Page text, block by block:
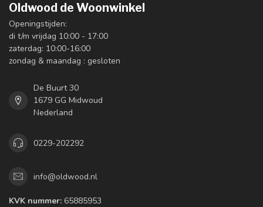
Oldwood de Woonwinkel
Openingstijden:
di t/m vrijdag 10:00 - 17:00
zaterdag: 10:00-16:00
zondag & maandag : gesloten
De Buurt 30
1679 GG Midwoud
Nederland
0229-202292
info@oldwood.nl
KVK nummer: 65885953